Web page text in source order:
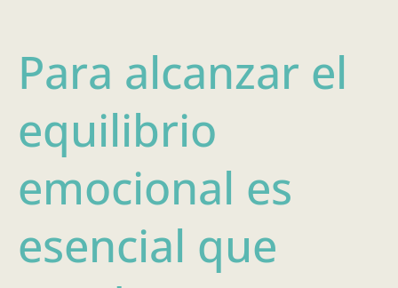
Para alcanzar el
equilibrio
emocional es
esencial que